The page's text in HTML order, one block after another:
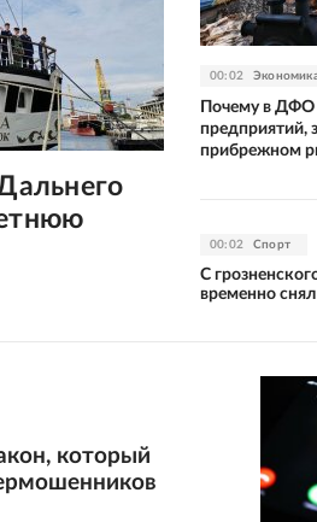
00:02
Почему в ДФО
предприятий,
прибрежном
00:02 Спорт
С
временно
который